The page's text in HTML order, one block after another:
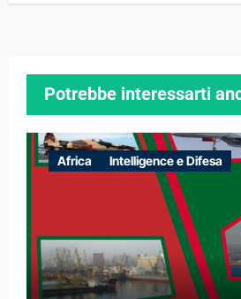
Potrebbe interessarti
Africa Intelligence e Difesa